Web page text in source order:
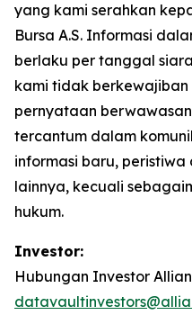
yang kami serahkan
Bursa A.S. Informasi
berlaku per tanggal
kami tidak
pernyataan
tercantum dalam
informasi baru,
lainnya, kecuali
hukum.
Investor:
Hubungan Investor